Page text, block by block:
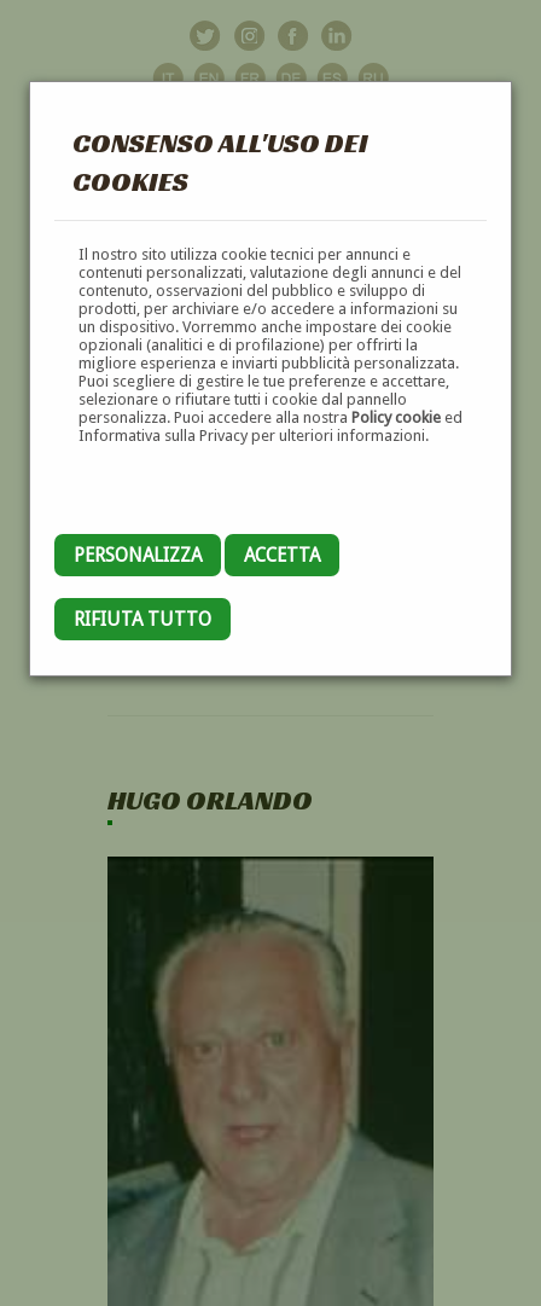
CONSENSO ALL'USO DEI
COOKIES
Il nostro sito utilizza cookie tecnici per annunci e
contenuti personalizzati, valutazione degli annunci e del
contenuto, osservazioni del pubblico e sviluppo di
prodotti, per archiviare e/o accedere a informazioni su
un dispositivo. Vorremmo anche impostare dei cookie
opzionali (analitici e di profilazione) per offrirti la
migliore esperienza e inviarti pubblicità personalizzata.
Puoi scegliere di gestire le tue preferenze e accettare,
selezionare o rifiutare tutti i cookie dal pannello
personalizza. Puoi accedere alla nostra Policy cookieed
Informativa sulla Privacy per ulteriori informazioni.
PERSONALIZZA ACCETTA
RIFIUTA TUTTO
GALLERIAD'ARTE
DIPINTI E SCULTURE '800 E '900
HUGO ORLANDO